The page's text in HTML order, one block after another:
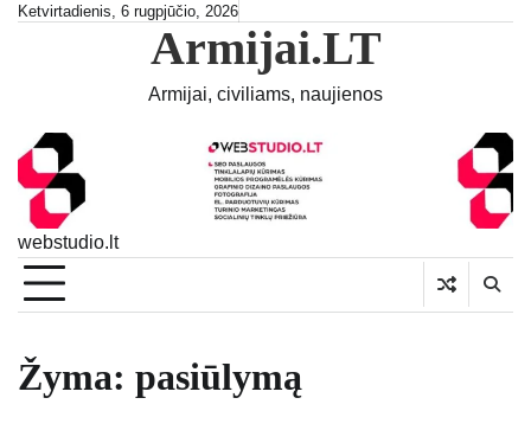
SkipKetvirtadienis, 6 rugpjūčio, 2026
Armijai.LT
Armijai, civiliams, naujienos
webstudio.lt
Žyma: pasiūlymą